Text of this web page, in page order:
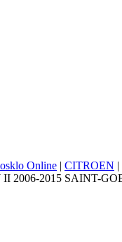
Online | CITROEN |
2006-2015 SAINT-